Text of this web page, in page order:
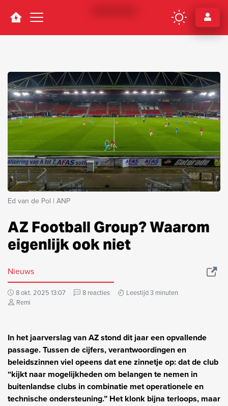
Navigation
Ed van de Pol | ANP
AZ Football Group? Waarom
eigenlijk ook niet
Nieuws
8 okt. 2025 13:07 8 reacties
Leestijd 3 minuten
Remi
In het jaarverslag van AZ stond dit jaar een opvallende
passage. Tussen de cijfers, verantwoordingen en
beleidszinnen viel opeens dat ene zinnetje op: dat de club
“kijkt naar mogelijkheden om belangen te nemen in
buitenlandse clubs in combinatie met operationele en
technische ondersteuning.” Het klonk bijna terloops, maar